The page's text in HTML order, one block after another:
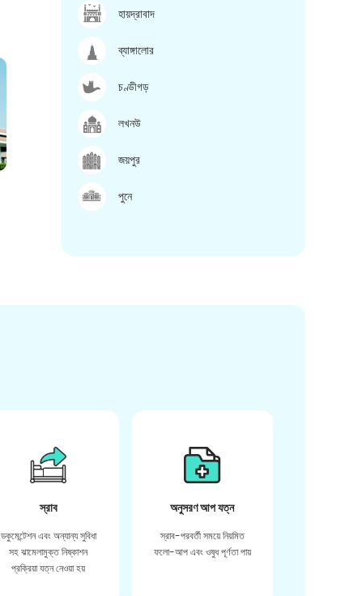
হায়দ্রাবাদ
ব্যাঙ্গালোর
চণ্ডীগড়
লখনউ
জয়পুর
পুনে
স্রাব
ডকুমেন্টেশন এবং অন্যান্য সুবিধা
সহ ঝামেলামুক্ত নিষ্কাশন
প্রক্রিয়া যত্ন নেওয়া হয়
অনুসরণ আপ যত্ন
স্রাব-পরবর্তী সময়ে নিয়মিত
ফলো-আপ এবং ওষুধ পূর্ণতা পায়